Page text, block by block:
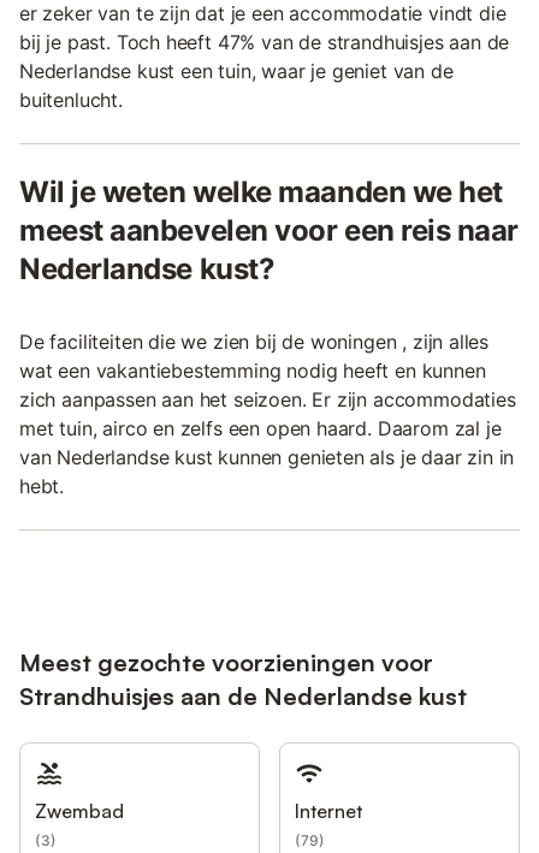
er zeker van te zijn dat je een accommodatie vindt die
bij je past. Toch heeft 47% van de strandhuisjes aan de
Nederlandse kust een tuin, waar je geniet van de
buitenlucht.
Wil je weten welke maanden we het
meest aanbevelen voor een reis naar
Nederlandse kust?
De faciliteiten die we zien bij de woningen , zijn alles
wat een vakantiebestemming nodig heeft en kunnen
zich aanpassen aan het seizoen. Er zijn accommodaties
met tuin, airco en zelfs een open haard. Daarom zal je
van Nederlandse kust kunnen genieten als je daar zin in
hebt.
Meest gezochte voorzieningen voor
Strandhuisjes aan de Nederlandse kust
Zwembad
(3)
Internet
(79)